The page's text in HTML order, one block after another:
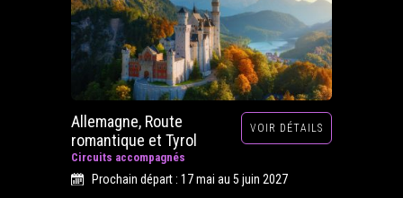
Allemagne, Route
romantique et Tyrol
Circuits accompagnés
VOIR DÉTAILS
Prochain départ : 17 mai au 5 juin 2027